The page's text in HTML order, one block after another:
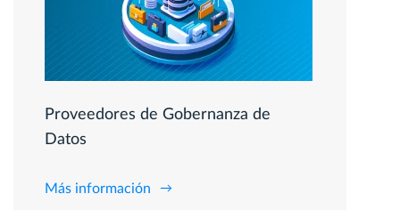
Proveedores de Gobernanza de
Datos
Más información